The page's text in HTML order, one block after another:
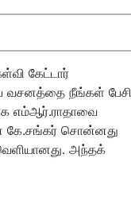
கேட்டார்
வசனத்தை நீங்கள் பேசி
எம்ஆர்.ராதாவை
கே.சங்கர் சொன்னது
அந்தக்